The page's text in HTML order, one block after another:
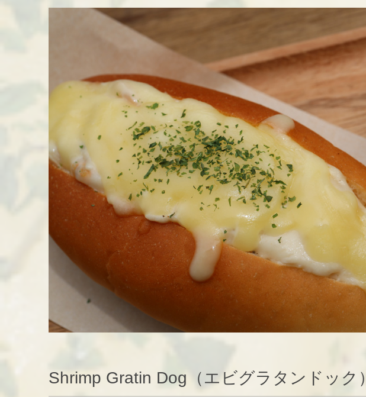
Shrimp Gratin Dog（エビグラタンドック）